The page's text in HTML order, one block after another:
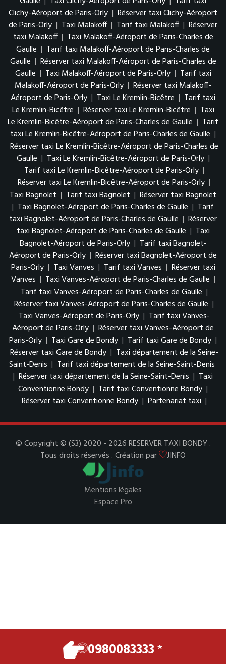
Clichy-Aéroport de Paris-Orly | Réserver taxi Clichy-Aéroport
de Paris-Orly | Taxi Malakoff | Tarif taxi Malakoff | Réserver
taxi Malakoff | Taxi Malakoff-Aéroport de Paris-Charles de
Gaulle | Tarif taxi Malakoff-Aéroport de Paris-Charles de
Gaulle | Réserver taxi Malakoff-Aéroport de Paris-Charles de
Gaulle | Taxi Malakoff-Aéroport de Paris-Orly | Tarif taxi
Malakoff-Aéroport de Paris-Orly | Réserver taxi Malakoff-
Aéroport de Paris-Orly | Taxi Le Kremlin-Bicêtre | Tarif taxi
Le Kremlin-Bicêtre | Réserver taxi Le Kremlin-Bicêtre | Taxi
Le Kremlin-Bicêtre-Aéroport de Paris-Charles de Gaulle | Tarif
taxi Le Kremlin-Bicêtre-Aéroport de Paris-Charles de Gaulle |
Réserver taxi Le Kremlin-Bicêtre-Aéroport de Paris-Charles de
Gaulle | Taxi Le Kremlin-Bicêtre-Aéroport de Paris-Orly |
Tarif taxi Le Kremlin-Bicêtre-Aéroport de Paris-Orly |
Réserver taxi Le Kremlin-Bicêtre-Aéroport de Paris-Orly |
Taxi Bagnolet | Tarif taxi Bagnolet | Réserver taxi Bagnolet
| Taxi Bagnolet-Aéroport de Paris-Charles de Gaulle | Tarif
taxi Bagnolet-Aéroport de Paris-Charles de Gaulle | Réserver
taxi Bagnolet-Aéroport de Paris-Charles de Gaulle | Taxi
Bagnolet-Aéroport de Paris-Orly | Tarif taxi Bagnolet-
Aéroport de Paris-Orly | Réserver taxi Bagnolet-Aéroport de
Paris-Orly | Taxi Vanves | Tarif taxi Vanves | Réserver taxi
Vanves | Taxi Vanves-Aéroport de Paris-Charles de Gaulle |
Tarif taxi Vanves-Aéroport de Paris-Charles de Gaulle |
Réserver taxi Vanves-Aéroport de Paris-Charles de Gaulle |
Taxi Vanves-Aéroport de Paris-Orly | Tarif taxi Vanves-
Aéroport de Paris-Orly | Réserver taxi Vanves-Aéroport de
Paris-Orly | Taxi Gare de Bondy | Tarif taxi Gare de Bondy |
Réserver taxi Gare de Bondy | Taxi département de la Seine-
Saint-Denis | Tarif taxi département de la Seine-Saint-Denis
| Réserver taxi département de la Seine-Saint-Denis | Taxi
Conventionne Bondy | Tarif taxi Conventionne Bondy |
Réserver taxi Conventionne Bondy | Partenariat taxi |
© Copyright © (S3) 2020 - 2026 RESERVER TAXI BONDY .
Tous droits réservés . Création par
JINFO
Mentions légales
Espace Pro
0980083333*